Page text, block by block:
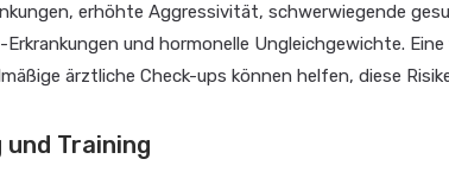
erhöhte Aggressivität, schwerwiegende
und hormonelle Ungleichgewichte.
ärztliche Check-ups können helfen, diese
Training